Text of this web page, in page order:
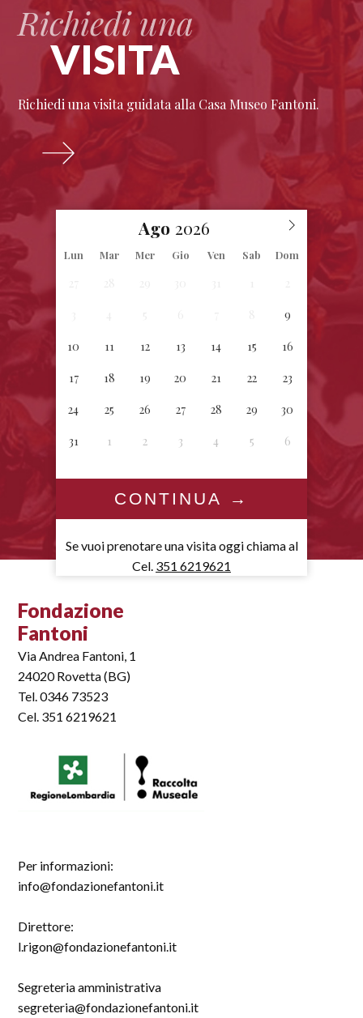
Richiedi una
VISITA
Richiedi una visita guidata alla Casa Museo Fantoni.
Ago
Lun Mar Mer Gio Ven Sab Dom
9
10 11 12 13 14 15 16
17 18 19 20 21 22 23
24 25 26 27 28 29 30
31 1 2 3 4 5 6
Se vuoi prenotare una visita oggi chiama al
Cel. 351 6219621
Fondazione
Fantoni
Via Andrea Fantoni, 1
24020 Rovetta (BG)
Tel. 0346 73523
Cel. 351 6219621
Per informazioni:
info@fondazionefantoni.it
Direttore:
l.rigon@fondazionefantoni.it
Segreteria amministrativa
segreteria@fondazionefantoni.it